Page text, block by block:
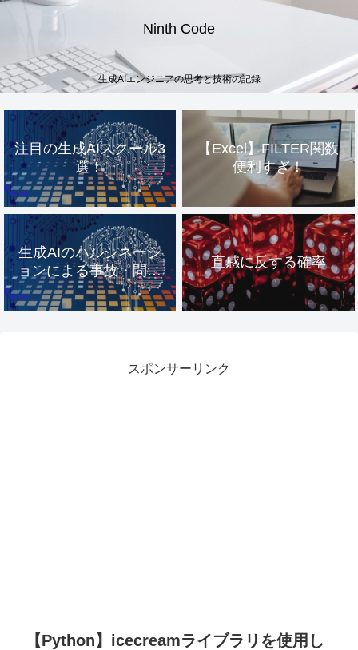
Ninth Code
生成AIエンジニアの思考と技術の記録
注目の生成AIスクール3
選！
【Excel】FILTER関数
便利すぎ！
生成AIのハルシネーシ
ョンによる事故・問題
事例
直感に反する確率
スポンサーリンク
【Python】icecreamライブラリを使用し